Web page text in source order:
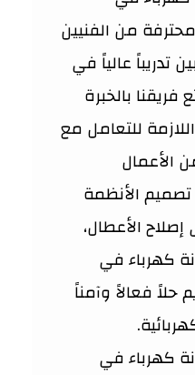
من الفنيين
تدريباً عالياً في
فريقنا بالخبرة
للتعامل مع
الأعمال
تصميم الأنظمة
الأعطال،
كهرباء في
حلاً فعالاً وآمناً
كهرباء في